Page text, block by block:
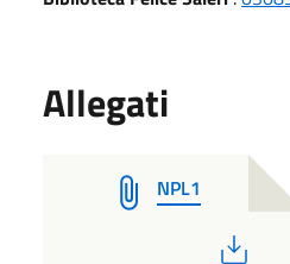
Allegati
NPL1